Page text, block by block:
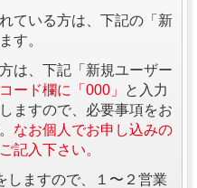
ている方は、下記の「新
す。
は、下記「新規ユーザー
ード欄に「000」
と入力
ますので、必要事項をお
なお個人でお申し込みの
記入下さい。
しますので、１〜２営業